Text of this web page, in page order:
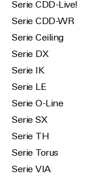
Serie CDD-Live!
Serie CDD-WR
Serie Ceiling
Serie DX
Serie IK
Serie LE
Serie O-Line
Serie SX
Serie TH
Serie Torus
Serie VIA